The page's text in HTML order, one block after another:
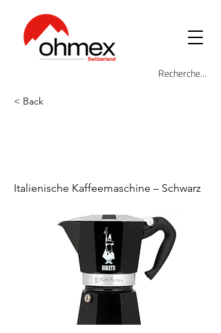
< Back
Italienische Kaffeemaschine – Schwarz